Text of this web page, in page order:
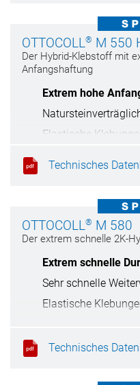
OTTOCOLL® M 550
Der Hybrid-Klebstoff mit
Anfangshaftung
Extrem hohe
Elastische
Technisches
OTTOCOLL® M 580
Der extrem schnelle 2K-
Extrem schnelle
Sehr schnelle
Elastische
Technisches